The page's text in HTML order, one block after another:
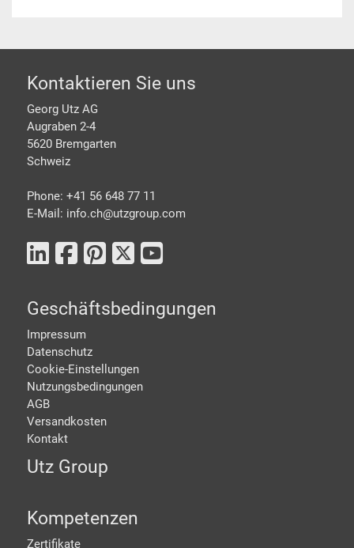
Footer
Kontaktieren Sie uns
Georg Utz AG
Augraben 2-4
5620 Bremgarten
Schweiz
Phone: +41 56 648 77 11
E-Mail: info.ch@utzgroup.com
Geschäftsbedingungen
Impressum
Datenschutz
Cookie-Einstellungen
Nutzungsbedingungen
AGB
Versandkosten
Kontakt
Utz Group
Kompetenzen
Zertifikate